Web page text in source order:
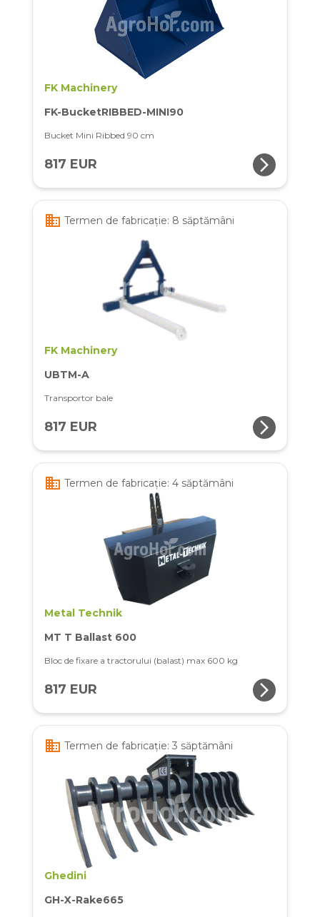
FK Machinery
FK-BucketRIBBED-MINI90
Bucket Mini Ribbed 90 cm
817 EUR arrow_forward_ios
business Termen de fabricație: 8 săptămâni
FK Machinery
UBTM-A
Transportor bale
817 EUR arrow_forward_ios
business Termen de fabricație: 4 săptămâni
Metal Technik
MT T Ballast 600
Bloc de fixare a tractorului (balast) max 600 kg
817 EUR arrow_forward_ios
business Termen de fabricație: 3 săptămâni
Ghedini
GH-X-Rake665